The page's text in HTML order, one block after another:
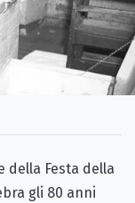
della Festa della
gli 80 anni